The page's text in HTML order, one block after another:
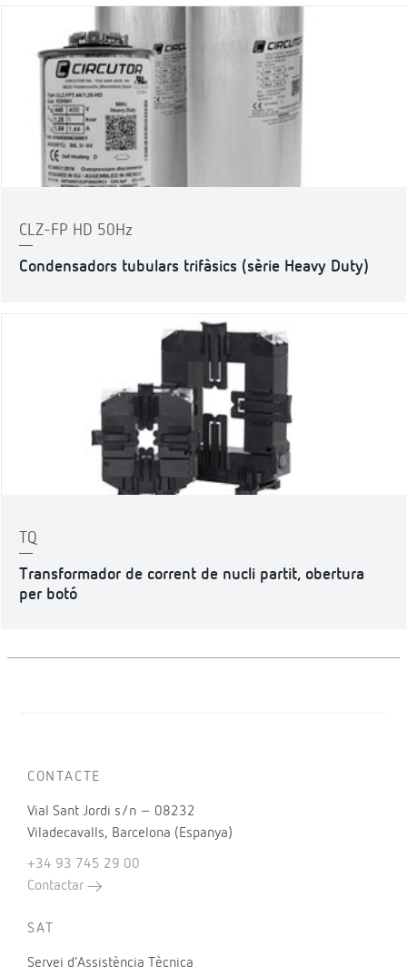
CLZ-FP HD 50Hz
Condensadors tubulars trifàsics (sèrie Heavy Duty)
TQ
Transformador de corrent de nucli partit, obertura
per botó
CONTACTE
Vial Sant Jordi s/n – 08232
Viladecavalls, Barcelona (Espanya)
+34 93 745 29 00
Contactar
SAT
Servei d’Assistència Tècnica